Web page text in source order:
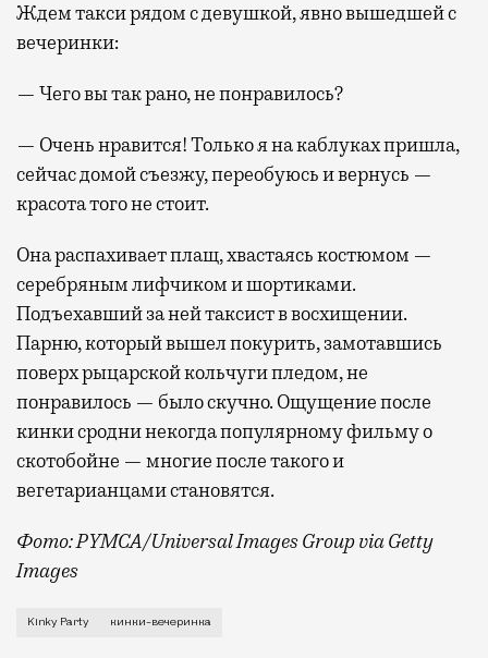
Ждем такси рядом с девушкой, явно вышедшей с
вечеринки:
— Чего вы так рано, не понравилось?
— Очень нравится! Только я на каблуках пришла,
сейчас домой съезжу, переобуюсь и вернусь —
красота того не стоит.
Она распахивает плащ, хвастаясь костюмом —
серебряным лифчиком и шортиками.
Подъехавший за ней таксист в восхищении.
Парню, который вышел покурить, замотавшись
поверх рыцарской кольчуги пледом, не
понравилось — было скучно. Ощущение после
кинки сродни некогда популярному фильму о
скотобойне — многие после такого и
вегетарианцами становятся.
Фото: PYMCA/Universal Images Group via Getty
Images
Когда я пригласила знакомого составить мне
Kinky Party кинки-вечеринка